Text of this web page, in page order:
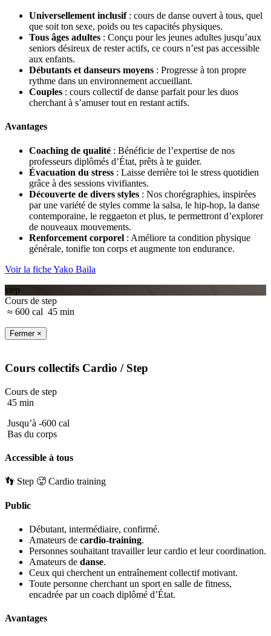
Universellement inclusif: cours de danse ouvert à tous, quel
que soit ton sexe, poids ou tes capacités physiques.
Tous âges adultes : Conçu pour les jeunes adultes jusqu’aux
seniors désireux de rester actifs, ce cours n’est pas accessible
aux enfants.
Débutants et danseurs moyens : Progresse à ton propre
rythme dans un environnement accueillant.
Couples : cours collectif de danse parfait pour les duos
cherchant à s’amuser tout en restant actifs.
Avantages
Coaching de qualité : Bénéficie de l’expertise de nos
professeurs diplômés d’État, prêts à te guider.
Évacuation du stress : Laisse derrière toi le stress quotidien
grâce à des sessions vivifiantes.
Découverte de divers styles : Nos chorégraphies, inspirées
par une variété de styles comme la salsa, le hip-hop, la danse
contemporaine, le reggaeton et plus, te permettront d’explorer
de nouveaux mouvements.
Renforcement corporel : Améliore ta condition physique
générale, tonifie ton corps et augmente ton endurance.
Voir la fiche Yako Baila
step
Cours de step
≈ 600 cal 45 min
Fermer ×
Cours collectifs Cardio / Step
Cours de step
45 min
Jusqu’à -600 cal
Bas du corps
Accessible à tous
👣 Step 🥵 Cardio training
Public
Débutant, intermédiaire, confirmé.
Amateurs de cardio-training.
Personnes souhaitant travailler leur cardio et leur coordination.
Amateurs de danse.
Ceux qui cherchent un entraînement collectif motivant.
Toute personne cherchant un sport en salle de fitness,
encadrée par un coach diplômé d’État.
Avantages